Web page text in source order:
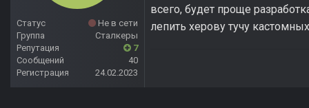
Статус
Не в сети
Группа
Сталкеры
Репутация
7
Сообщений
40
Регистрация
24.02.2023
всего, будет проще
лепить херову тучу